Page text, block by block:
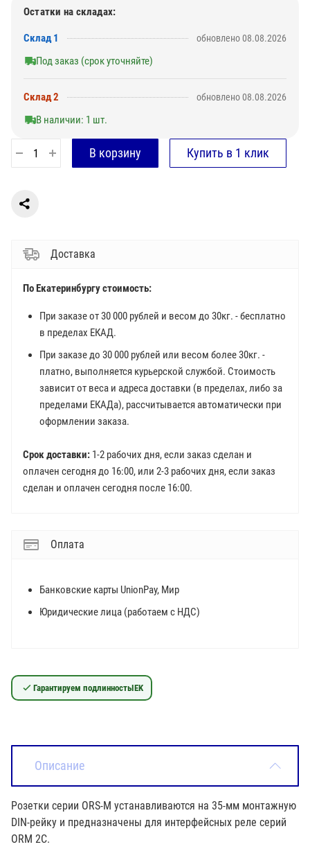
Остатки на складах:
Склад 1 обновлено 08.08.2026
Под заказ (срок уточняйте)
Склад 2 обновлено 08.08.2026
В наличии: 1 шт.
Доставка
По Екатеринбургу стоимость:
При заказе от 30 000 рублей и весом до 30кг. - бесплатно
в пределах ЕКАД.
При заказе до 30 000 рублей или весом более 30кг. -
платно, выполняется курьерской службой. Стоимость
зависит от веса и адреса доставки (в пределах, либо за
пределами ЕКАДа), рассчитывается автоматически при
оформлении заказа.
Срок доставки: 1-2 рабочих дня, если заказ сделан и
оплачен сегодня до 16:00, или 2-3 рабочих дня, если заказ
сделан и оплачен сегодня после 16:00.
Оплата
Банковские карты UnionPay, Мир
Юридические лица (работаем с НДС)
Гарантируем подлинностьIEK
Описание
Розетки серии ORS-M устанавливаются на 35-мм монтажную
DIN-рейку и предназначены для интерфейсных реле серий
ORM 2C.